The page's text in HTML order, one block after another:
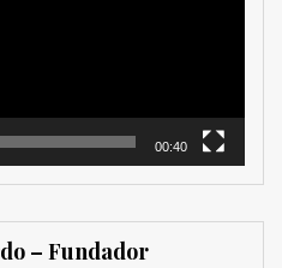
00:40
– Fundador